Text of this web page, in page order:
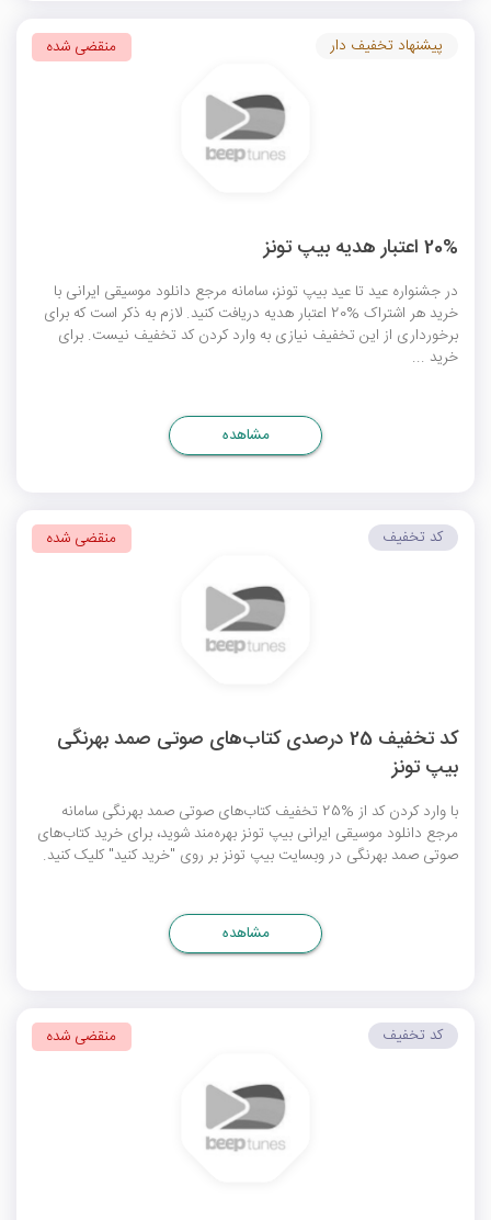
20% اعتبار هدیه بیپ تونز
در جشنواره عید تا عید بیپ تونز، سامانه مرجع دانلود موسیقی ایرانی با
خرید هر اشتراک %20 اعتبار هدیه دریافت کنید. لازم به ذکر است که برای
برخورداری از این تخفیف نیازی به وارد کردن کد تخفیف نیست. برای
خرید ...
پیشنهاد تخفیف دار منقضی شده
مشاهده
کد تخفیف 25 درصدی کتاب‌های صوتی صمد بهرنگی
بیپ تونز
با وارد کردن کد از %25 تخفیف کتاب‌های صوتی صمد بهرنگی سامانه
مرجع دانلود موسیقی ایرانی بیپ تونز بهره‌مند شوید، برای خرید کتاب‌های
صوتی صمد بهرنگی در وبسایت بیپ تونز بر روی "خرید کنید" کلیک کنید.
کد تخفیف منقضی شده
مشاهده
کد تخفیف منقضی شده